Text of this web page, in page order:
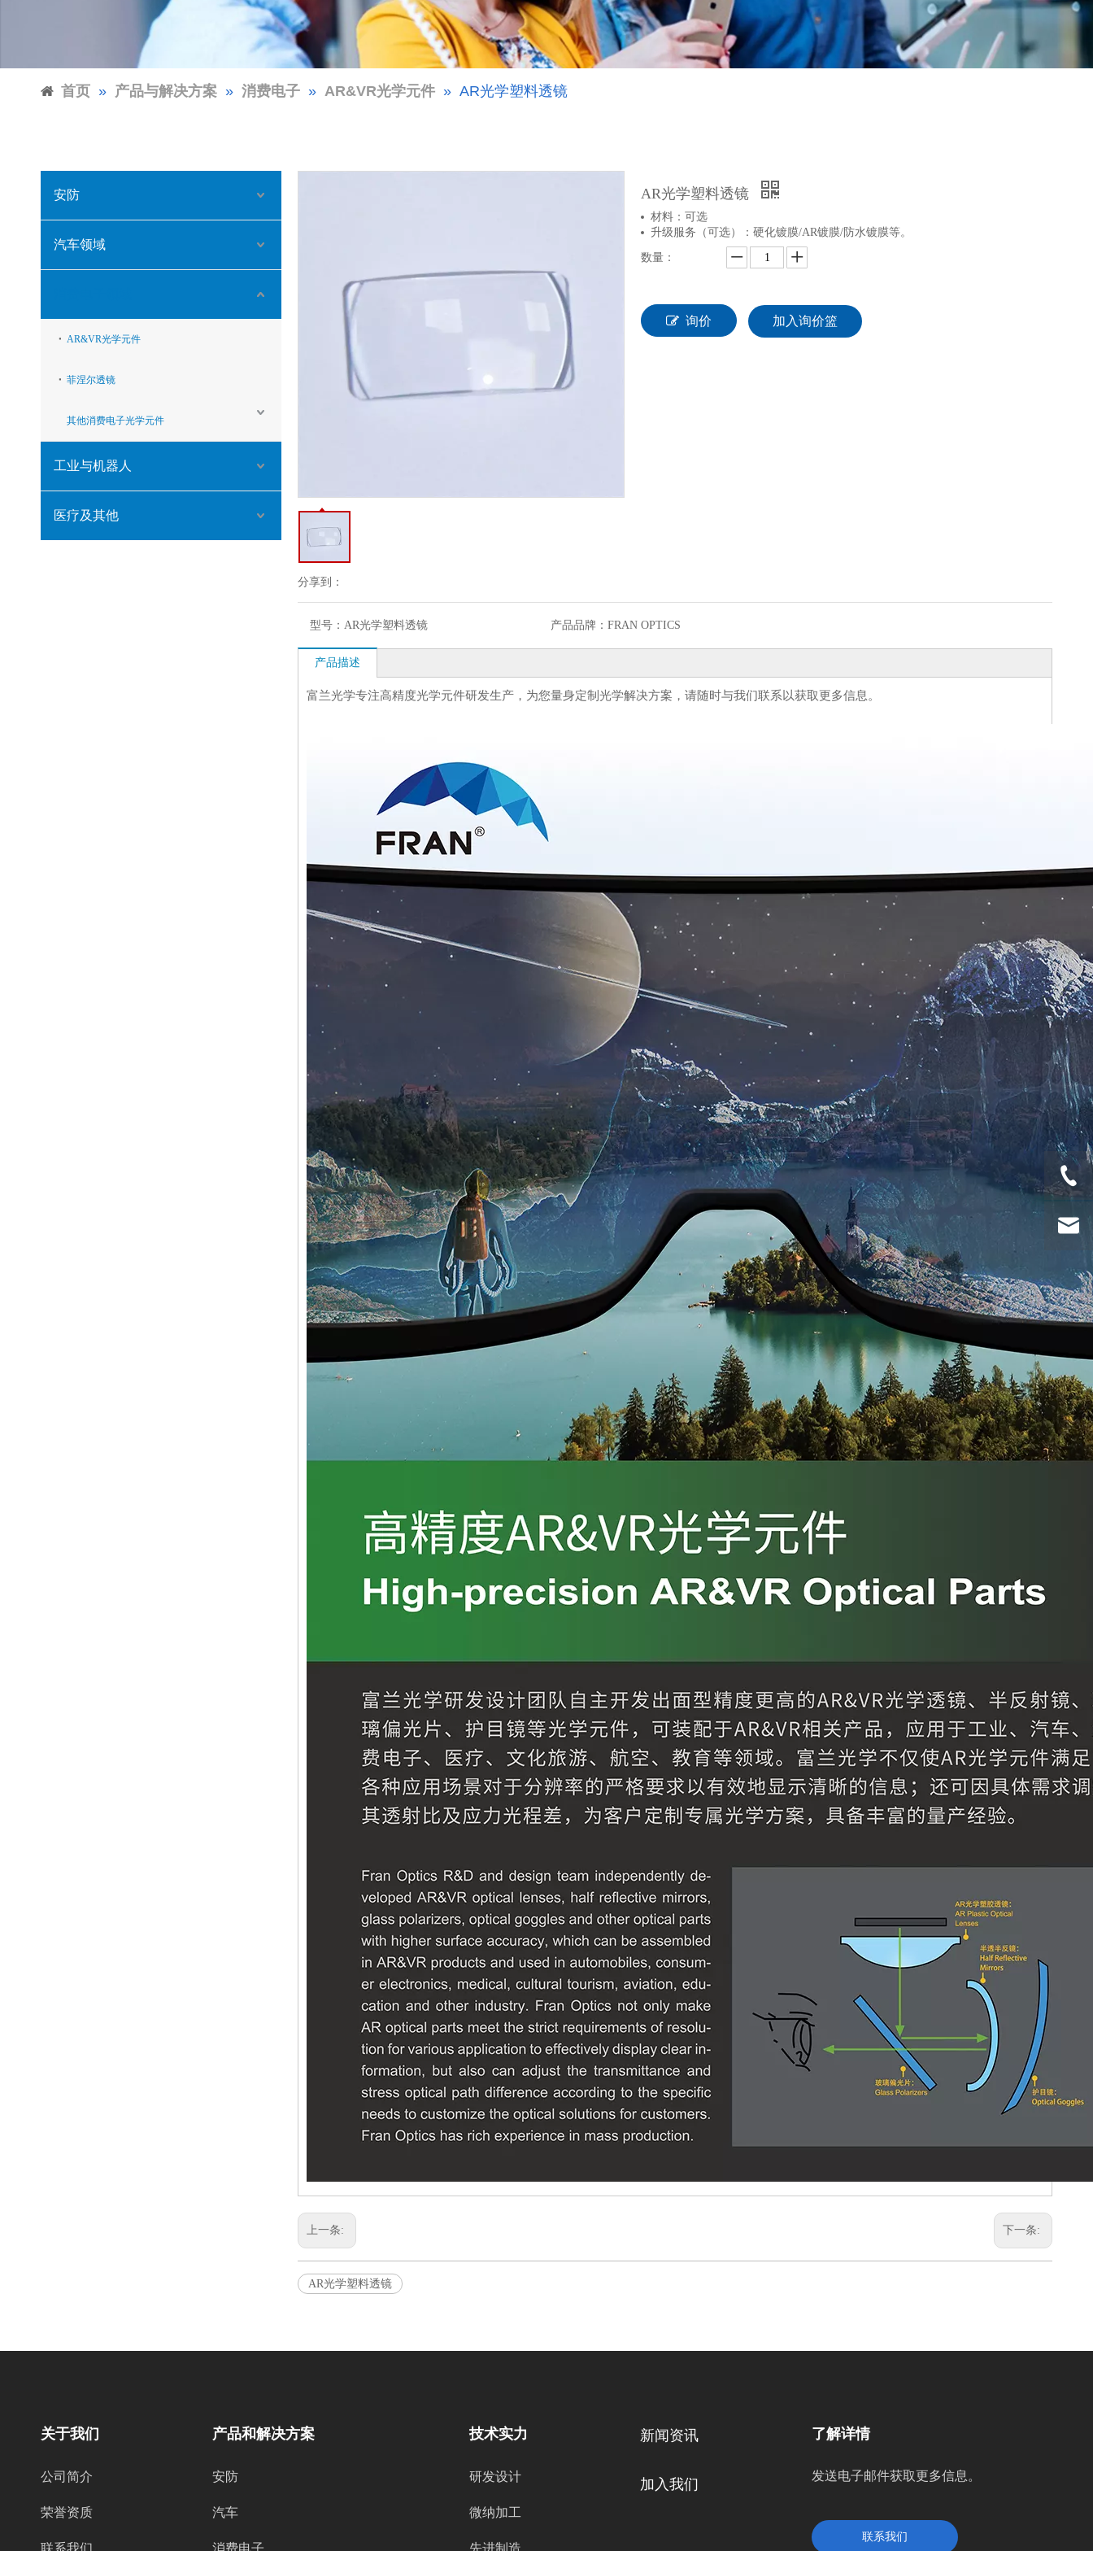
首页 » 产品与解决方案 » 消费电子 » AR&VR光学元件 » AR光学塑料透镜
安防
汽车领域
AR&VR光学元件
菲涅尔透镜
其他消费电子光学元件
工业与机器人
医疗及其他
分享到：
AR光学塑料透镜
材料：可选
升级服务（可选）：硬化镀膜/AR镀膜/防水镀膜等。
数量：
询价 加入询价篮
型号： AR光学塑料透镜 产品品牌：FRAN OPTICS
产品描述
富兰光学专注高精度光学元件研发生产，为您量身定制光学解决方案，请随时与我们联系以获取更多信息。
上一条: 下一条:
AR光学塑料透镜
关于我们
公司简介
荣誉资质
联系我们
产品和解决方案
安防
汽车
消费电子
技术实力
研发设计
微纳加工
先进制造
新闻资讯
加入我们
了解详情
发送电子邮件获取更多信息。
联系我们